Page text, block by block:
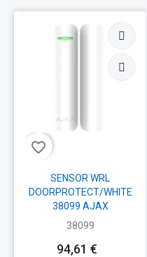
favorite_border
SENSOR WRL
DOORPROTECT/WHITE
38099 AJAX
38099
94,61 €